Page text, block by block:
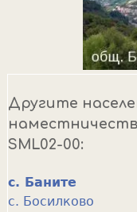
Другите
SML02-00:
с. Баните
с. Босилково